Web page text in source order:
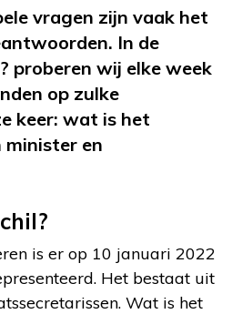
vragen zijn vaak het
In de
proberen wij elke week
op zulke
keer: wat is het
minister en
is er op 10 januari 2022
Het bestaat uit
Wat is het